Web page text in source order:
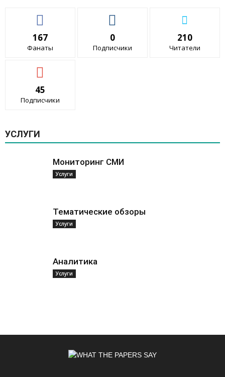
167
Фанаты
0
Подписчики
210
Читатели
45
Подписчики
УСЛУГИ
Мониторинг СМИ
Услуги
Тематические обзоры
Услуги
Аналитика
Услуги